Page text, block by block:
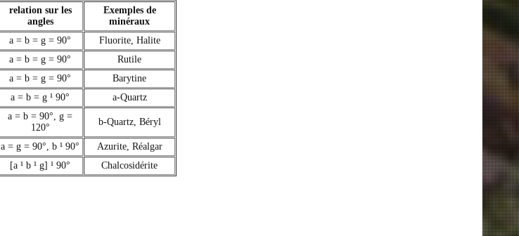
relation sur les
angles
Exemples de
minéraux
a = b = g = 90°
Fluorite, Halite
a = b = g = 90°
Rutile
a = b = g = 90°
Barytine
a = b = g ¹ 90° a-Quartz
a = b = 90°, g =
120°
b-Quartz, Béryl
a = g = 90°, b ¹ 90°
Azurite, Réalgar
[a ¹ b ¹ g] ¹ 90° Chalcosidérite